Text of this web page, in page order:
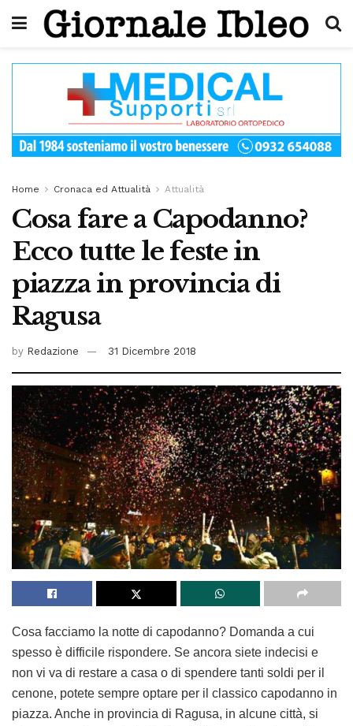
Home Cronaca ed Attualità Attualità
Cosa fare a Capodanno?
Ecco tutte le feste in
piazza in provincia di
Ragusa
by Redazione 31 Dicembre 2018
Cosa facciamo la notte di capodanno? Domanda a cui
spesso è difficile rispondere. Se ancora siete indecisi e
non vi va di restare a casa o di spendere tanti soldi per il
cenone, potete sempre optare per il classico capodanno in
piazza. Anche in provincia di Ragusa, in alcune città, si